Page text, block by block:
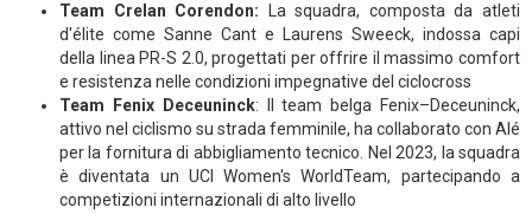
Team Crelan Corendon: La squadra, composta da atleti
d'élite come Sanne Cant e Laurens Sweeck, indossa capi
della linea PR-S 2.0, progettati per offrire il massimo comfort
e resistenza nelle condizioni impegnative del ciclocross
Team Fenix Deceuninck: Il team belga Fenix–Deceuninck,
attivo nel ciclismo su strada femminile, ha collaborato con Alé
per la fornitura di abbigliamento tecnico. Nel 2023, la squadra
è diventata un UCI Women's WorldTeam, partecipando a
competizioni internazionali di alto livello